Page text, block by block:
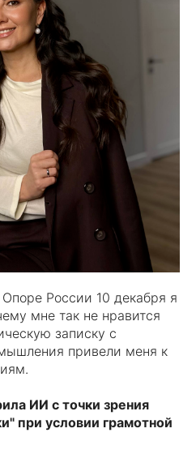
Опоре России 10 декабря я
мне так не нравится
записку с
привели меня к
ИИ с точки зрения
при условии грамотной